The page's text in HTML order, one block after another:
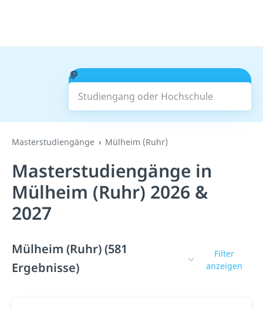
Studiengang oder Hochschule
Suchen
Masterstudiengänge Mülheim (Ruhr)
Masterstudiengänge in
Mülheim (Ruhr) 2026 &
2027
Mülheim (Ruhr) (581
Ergebnisse)
Filter
anzeigen